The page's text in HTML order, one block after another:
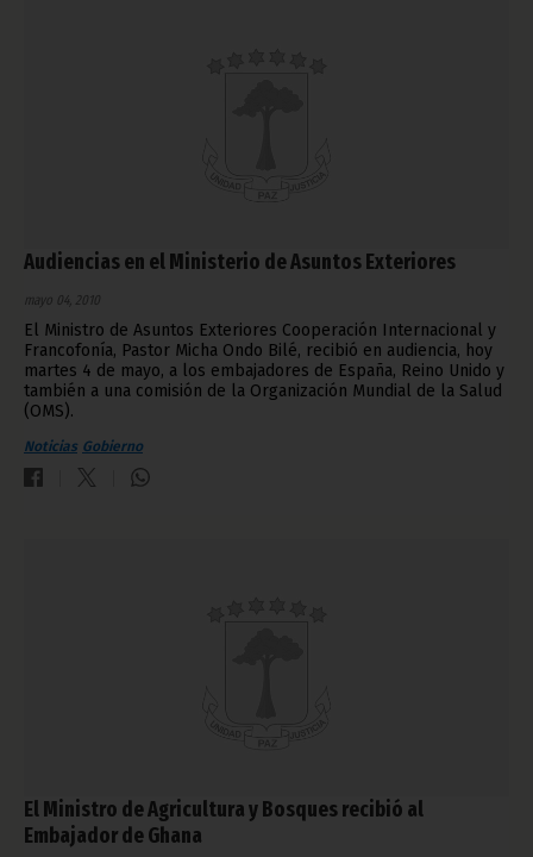
Audiencias en el Ministerio de Asuntos Exteriores
mayo 04, 2010
El Ministro de Asuntos Exteriores Cooperación Internacional y
Francofonía, Pastor Micha Ondo Bilé, recibió en audiencia, hoy
martes 4 de mayo, a los embajadores de España, Reino Unido y
también a una comisión de la Organización Mundial de la Salud
(OMS).
Noticias Gobierno
El Ministro de Agricultura y Bosques recibió al
Embajador de Ghana